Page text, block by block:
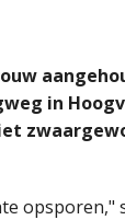
in
opsporen,"